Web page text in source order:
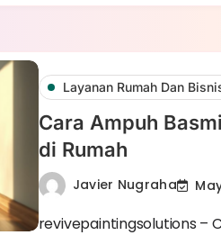
Layanan Rumah Dan
Cara Ampuh
di Rumah
Javier Nugraha
revivepaintingsolutions –